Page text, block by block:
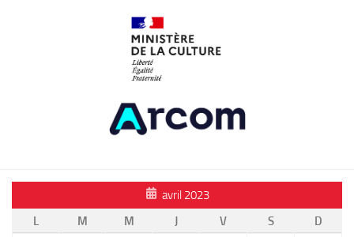
avril 2023
L
M M J V S
D